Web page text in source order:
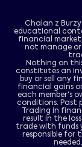
Chalan z
educational
financial
not manage or
Nothing on
constitutes an
buy or sell any
financial gains
each member's
conditions. Past
Trading in
result in the
trade with funds
responsible for